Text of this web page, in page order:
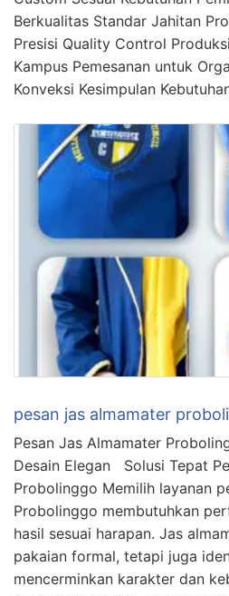
Berkualitas Standar Jahitan
Presisi Quality Control
Kampus Pemesanan untuk
Konveksi Kesimpulan
pesan jas almamater
Pesan Jas Almamater
Desain Elegan Solusi Tepat
Probolinggo Memilih layanan
Probolinggo membutuhkan
hasil sesuai harapan. Jas
pakaian formal, tetapi juga
mencerminkan karakter dan